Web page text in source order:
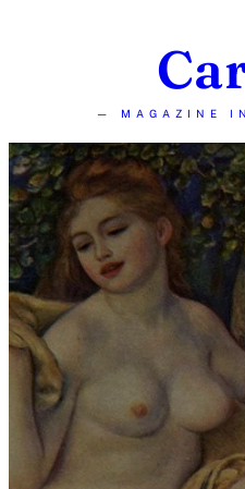
— MAGAZINE